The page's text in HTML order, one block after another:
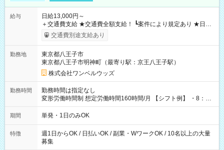
給与
日給13,000円～
＋交通費支給 ★交通費全額支給！ ┗案件により規定あり ★日払
いOK！（規定あり） ┗働いたその日に現金GET♪ お仕事後はコ
ンビニATMから 日払い分を引き落とせます！ 【試用期間】試
交通費別途支給あり
勤務地
東京都八王子市
東京都八王子市明神町（最寄り駅：京王八王子駅）
株式会社ワンベルウッズ
勤務時間
勤務時間は指定なし
変形労働時間制 想定労働時間160時間/月 【シフト例】 ・8：00
～21：00
期間 単発・1日のみOK
特徴
週1日からOK / 日払いOK / 副業・WワークOK / 10名以上の大量
募集